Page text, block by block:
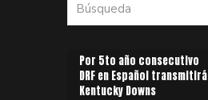
Por 5to año consecutivo
DRF en Español transmitirá
Kentucky Downs